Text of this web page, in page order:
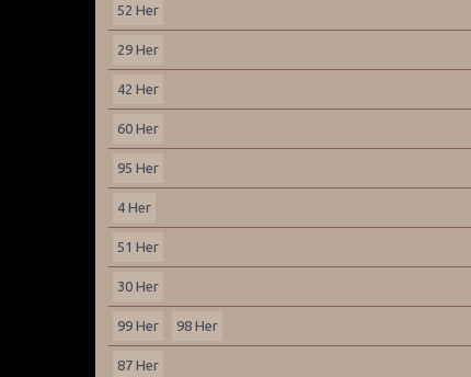
52 Her
29 Her
42 Her
60 Her
95 Her
4 Her
51 Her
30 Her
99 Her 98 Her
87 Her